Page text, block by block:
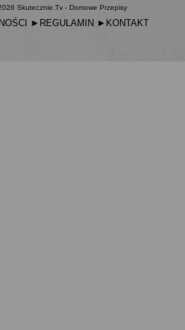
Skutecznie.Tv - Domowe Przepisy
► REGULAMIN ► KONTAKT